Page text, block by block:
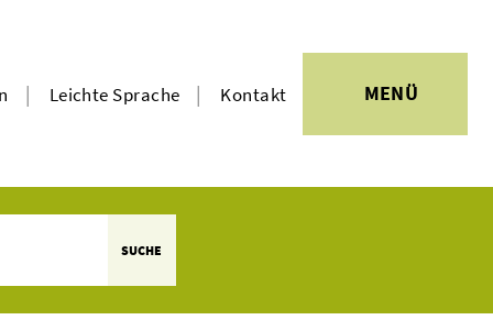
| Leichte Sprache | Kontakt MENÜ
SUCHE